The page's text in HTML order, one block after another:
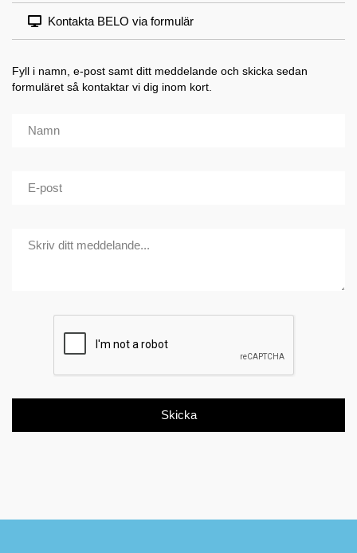
Kontakta BELO via formulär
Fyll i namn, e-post samt ditt meddelande och skicka sedan
formuläret så kontaktar vi dig inom kort.
Skicka